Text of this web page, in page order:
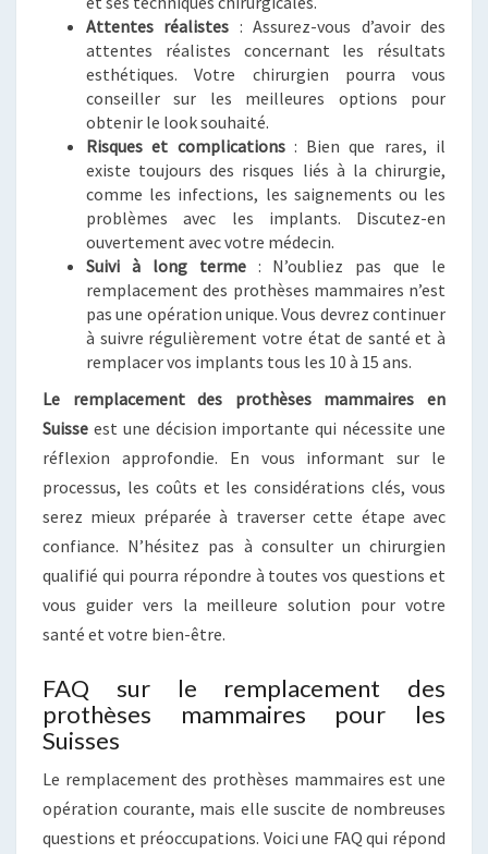
Attentes réalistes : Assurez-vous d’avoir des
attentes réalistes concernant les résultats
esthétiques. Votre chirurgien pourra vous
conseiller sur les meilleures options pour
obtenir le look souhaité.
Risques et complications: Bien que rares, il
existe toujours des risques liés à la chirurgie,
comme les infections, les saignements ou les
problèmes avec les implants. Discutez-en
ouvertement avec votre médecin.
Suivi à long terme: N’oubliez pas que le
remplacement des prothèses mammaires n’est
pas une opération unique. Vous devrez continuer
à suivre régulièrement votre état de santé et à
remplacer vos implants tous les 10 à 15 ans.
Le remplacement des prothèses mammaires en
Suisse est une décision importante qui nécessite une
réflexion approfondie. En vous informant sur le
processus, les coûts et les considérations clés, vous
serez mieux préparée à traverser cette étape avec
confiance. N’hésitez pas à consulter un chirurgien
qualifié qui pourra répondre à toutes vos questions et
vous guider vers la meilleure solution pour votre
santé et votre bien-être.
FAQ sur le remplacement des
prothèses mammaires pour les
Suisses
Le remplacement des prothèses mammaires est une
opération courante, mais elle suscite de nombreuses
questions et préoccupations. Voici une FAQ qui répond